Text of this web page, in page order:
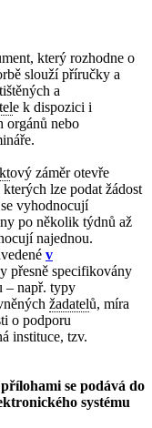
který rozhodne o
slouží příručky a
a
e k dispozici i
orgánů nebo
ový záměr otevře
lze podat žádost
vyhodnocují
po několik týdnů až
najednou.
v
přesně specifikovány
– např. typy
žadatelů, míra
o podporu
instituce, tzv.
se podává do
systému